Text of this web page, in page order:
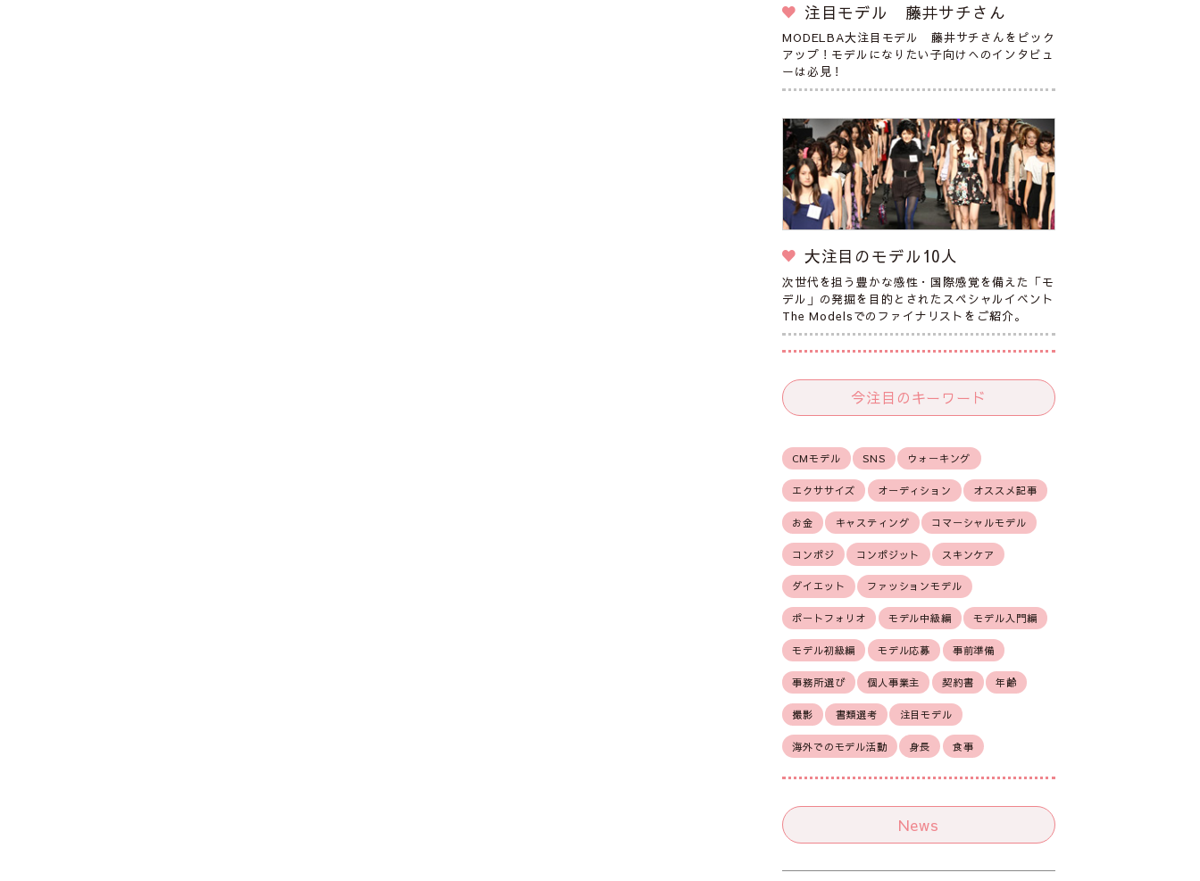
注目モデル 藤井サチさん
MODELBA大注目モデル 藤井サチさんをピック
アップ！モデルになりたい子向けへのインタビュ
ーは必見！
大注目のモデル10人
次世代を担う豊かな感性・国際感覚を備えた「モ
デル」の発掘を目的とされたスペシャルイベント
The Modelsでのファイナリストをご紹介。
今注目のキーワード
CMモデル SNS ウォーキング
エクササイズ オーディション オススメ記事
お金 キャスティング コマーシャルモデル
コンポジ コンポジット スキンケア
ダイエット ファッションモデル
ポートフォリオ モデル中級編 モデル入門編
モデル初級編 モデル応募 事前準備
事務所選び 個人事業主 契約書 年齢
撮影 書類選考 注目モデル
海外でのモデル活動 身長 食事
News